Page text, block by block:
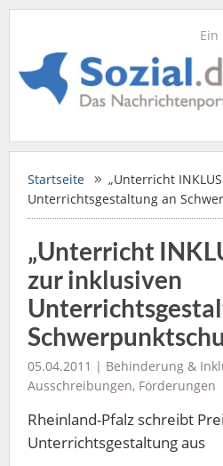
Ein
Startseite
„Unterricht
Unterrichtsgestaltung an
„Unterricht
zur inklusiven
05.04.2011 | Behinderung &
Ausschreibungen, Förderungen
Rheinland-Pfalz schreibt
Unterrichtsgestaltung aus